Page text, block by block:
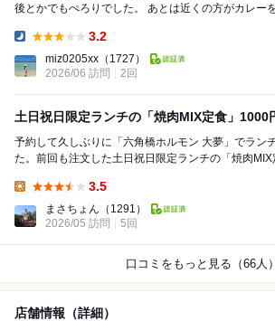
後とかでもぺろりでした。 あとは近くの方がカレーを頼まれていて香り
3.2
miz0205xx （1727）
2026/06 訪問
2回
土日祝日限定ランチの「焼肉MIX定食」1000
予約して久しぶりに「六角橋ホルモン 大夢」でラン
た。前回も注文した土日祝日限定ランチの「焼肉
3.5
まさちょん （1291）
2026/05 訪問
5回
口コミをもっと見る（66人）
店舗情報（詳細）